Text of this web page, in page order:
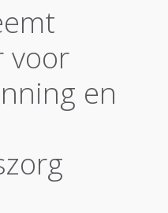
voor
en